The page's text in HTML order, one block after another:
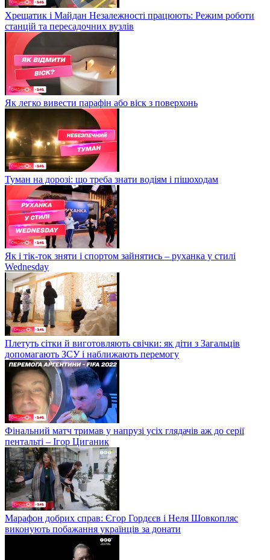
Хрещатик і Майдан Незалежності працюють: Режим роботи
станцій та пересадочних вузлів
Як легко вивести парафін або віск з поверхонь
Туман на дорозі: що треба знати водіям і пішоходам
Як і тік-ток зняти і спортом зайнятись – руханка у стилі
Wednesday
Плетуть сітки й виготовляють свічки: як діти з Загальців
допомагають ЗСУ і наближають перемогу
Фінальний матч тримав у напрузі усіх глядачів аж до серії
пентальті – Ігор Циганик
Марафон добрих справ: Єгор Гордєєв і Неля Шовкопляс
виконують побажання українців за донати